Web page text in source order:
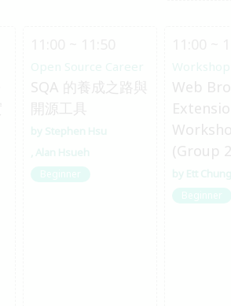
Open Source Career
SQA 的養成之路與
開源工具
Stephen Hsu
Alan Hsueh
Beginner
Workshop
Web
(Group
Ett Chung
Beginner